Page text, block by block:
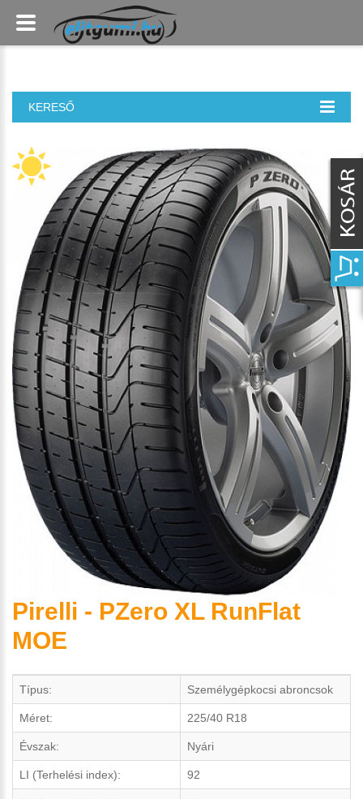
KERESŐ
Pirelli - PZero XL RunFlat
MOE
Típus: Személygépkocsi abroncsok
Méret: 225/40 R18
Évszak: Nyári
LI (Terhelési index): 92